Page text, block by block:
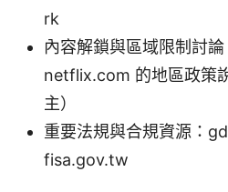
rk
內容解鎖與區域限制討論
netflix.com 的地區政策
主）
重要法規與合規資源：
fisa.gov.tw